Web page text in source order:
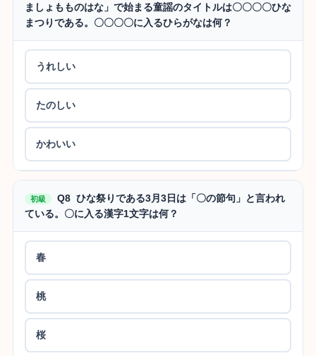
ましょもものはな」で始まる童謡のタイトルは〇〇〇〇ひな
まつりである。〇〇〇〇に入るひらがなは何？
うれしい
たのしい
かわいい
初級
Q8 ひな祭りである3月3日は「〇の節句」と言われ
ている。〇に入る漢字1文字は何？
春
桃
桜